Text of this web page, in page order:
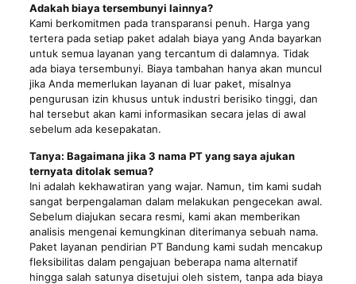
Adakah biaya tersembunyi lainnya?
Kami berkomitmen pada transparansi penuh. Harga yang
tertera pada setiap paket adalah biaya yang Anda bayarkan
untuk semua layanan yang tercantum di dalamnya. Tidak
ada biaya tersembunyi. Biaya tambahan hanya akan muncul
jika Anda memerlukan layanan di luar paket, misalnya
pengurusan izin khusus untuk industri berisiko tinggi, dan
hal tersebut akan kami informasikan secara jelas di awal
sebelum ada kesepakatan.
Tanya: Bagaimana jika 3 nama PT yang saya ajukan
ternyata ditolak semua?
Ini adalah kekhawatiran yang wajar. Namun, tim kami sudah
sangat berpengalaman dalam melakukan pengecekan awal.
Sebelum diajukan secara resmi, kami akan memberikan
analisis mengenai kemungkinan diterimanya sebuah nama.
Paket layanan pendirian PT Bandung kami sudah mencakup
fleksibilitas dalam pengajuan beberapa nama alternatif
hingga salah satunya disetujui oleh sistem, tanpa ada biaya